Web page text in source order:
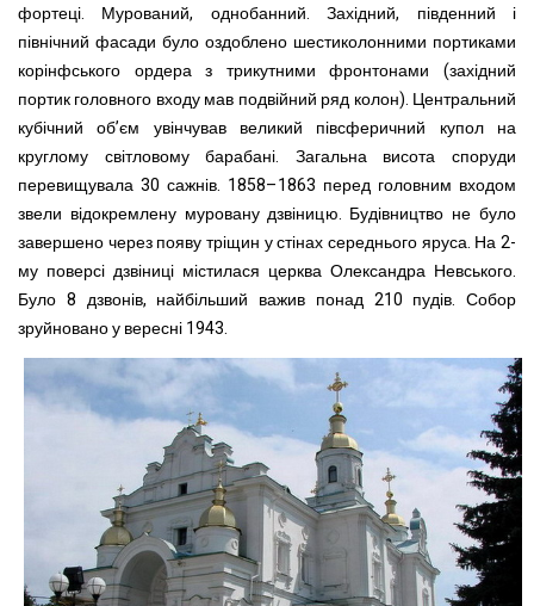
фортеці. Мурований, однобанний. Західний, південний і
північний фасади було оздоблено шестиколонними портиками
корінфського ордера з трикутними фронтонами (західний
портик головного входу мав подвійний ряд колон). Центральний
кубічний об’єм увінчував великий півсферичний купол на
круглому світловому барабані. Загальна висота споруди
перевищувала 30 сажнів. 1858–1863 перед головним входом
звели відокремлену муровану дзвіницю. Будівництво не було
завершено через появу тріщин у стінах середнього яруса. На 2-
му поверсі дзвіниці містилася церква Олександра Невського.
Було 8 дзвонів, найбільший важив понад 210 пудів. Собор
зруйновано у вересні 1943.